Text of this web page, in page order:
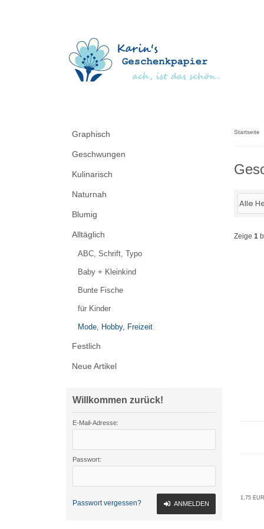
Startseite
Zeige 1
1,75
Graphisch
Geschwungen
Kulinarisch
Naturnah
Blumig
Alltäglich
ABC, Schrift, Typo
Baby + Kleinkind
Bunte Fische
für Kinder
Mode, Hobby, Freizeit
Festlich
Neue Artikel
Willkommen zurück!
E-Mail-Adresse:
Passwort:
Passwort vergessen? ANMELDEN